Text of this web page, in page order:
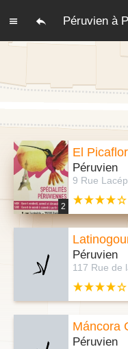
Péruvien à
2
El Picaflor
Péruvien
9 Rue
Péruvien
Máncora
Péruvien